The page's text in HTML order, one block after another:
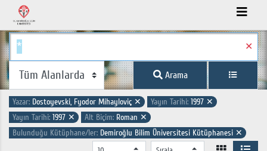
✕
Arama
Yazar: Dostoyevski, Fyodor Mihayloviç ✕ Yayın Tarihi: 1997 ✕
Yayın Tarihi: 1997 ✕ Alt Biçim: Roman ✕
Bulunduğu Kütüphane/ler: Demiroğlu Bilim Üniversitesi Kütüphanesi ✕